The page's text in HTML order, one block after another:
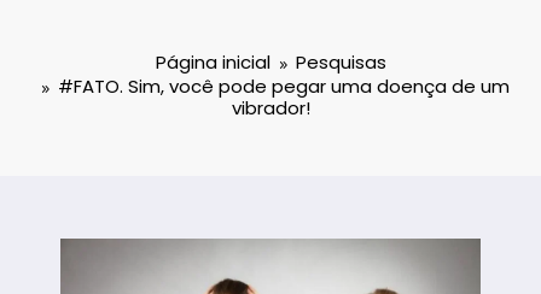
Página inicial
Pesquisas
#FATO. Sim, você pode pegar uma doença de um
vibrador!